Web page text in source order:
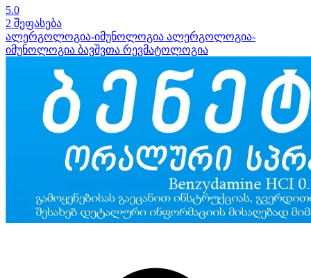
5.0
2 შეფასება
ალერგოლოგია-იმუნოლოგია ალერგოლოგია-
იმუნოლოგია ბავშვთა რევმატოლოგია